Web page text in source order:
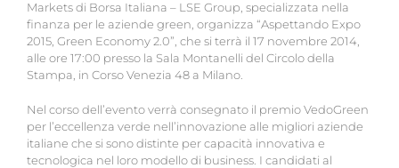
Markets di Borsa Italiana – LSE Group, specializzata nella
finanza per le aziende green, organizza “Aspettando Expo
2015, Green Economy 2.0”, che si terrà il 17 novembre 2014,
alle ore 17:00 presso la Sala Montanelli del Circolo della
Stampa, in Corso Venezia 48 a Milano.
Nel corso dell’evento verrà consegnato il premio VedoGreen
per l’eccellenza verde nell’innovazione alle migliori aziende
italiane che si sono distinte per capacità innovativa e
tecnologica nel loro modello di business. I candidati al